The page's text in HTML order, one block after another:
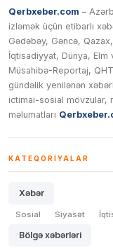
Qerbxeber.com –
izləmək üçün etibarlı
Gədəbəy, Gəncə,
İqtisadiyyat, Dünya, Elm
Müsahibə-Reportaj,
gündəlik yenilənən
ictimai-sosial mövzular,
məlumatları
KATEQORIYALAR
Xəbər
Sosial Siyasət
Bölgə xəbərləri